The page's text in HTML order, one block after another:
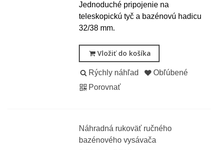
Jednoduché pripojenie na
teleskopickú tyč a bazénovú hadicu
32/38 mm.
Vložiť do košíka
Rýchly náhľad
Obľúbené
Porovnať
Náhradná rukoväť ručného
bazénového vysávača